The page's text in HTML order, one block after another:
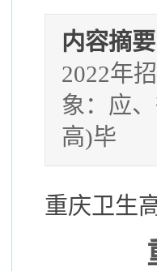
内容摘要
2022年
象：应
高)毕
重庆卫生